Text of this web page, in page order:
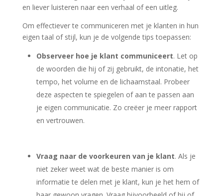
en liever luisteren naar een verhaal of een uitleg.
Om effectiever te communiceren met je klanten in hun
eigen taal of stijl, kun je de volgende tips toepassen:
Observeer hoe je klant communiceert. Let op
de woorden die hij of zij gebruikt, de intonatie, het
tempo, het volume en de lichaamstaal. Probeer
deze aspecten te spiegelen of aan te passen aan
je eigen communicatie. Zo creëer je meer rapport
en vertrouwen.
Vraag naar de voorkeuren van je klant. Als je
niet zeker weet wat de beste manier is om
informatie te delen met je klant, kun je het hem of